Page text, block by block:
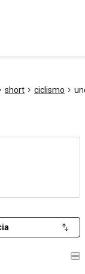
short ciclismo